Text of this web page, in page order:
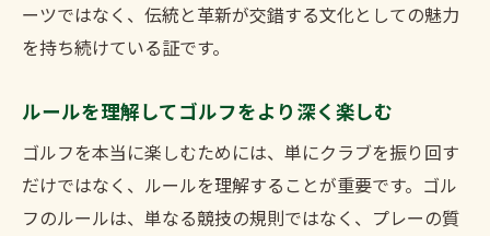
ーツではなく、伝統と革新が交錯する文化としての魅力
を持ち続けている証です。
ルールを理解してゴルフをより深く楽しむ
ゴルフを本当に楽しむためには、単にクラブを振り回す
だけではなく、ルールを理解することが重要です。ゴル
フのルールは、単なる競技の規則ではなく、プレーの質